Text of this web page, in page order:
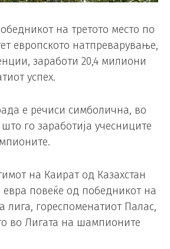
на третото место по
европското натпреварување,
заработи 20,4 милиони
успех.
е речиси симболична, во
го заработија учесниците
на Каират од Казахстан
евра повеќе од победникот на
лига, гореспоменатиот Палас,
во Лигата на шампионите